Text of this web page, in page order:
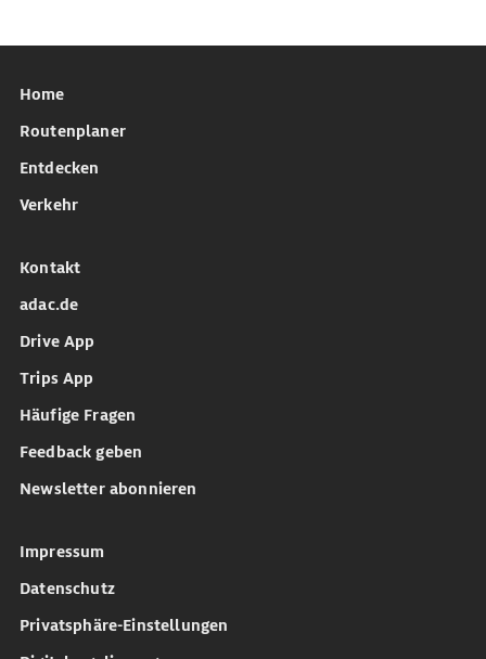
Home
Routenplaner
Entdecken
Verkehr
Kontakt
adac.de
Drive App
Trips App
Häufige Fragen
Feedback geben
Newsletter abonnieren
Impressum
Datenschutz
Privatsphäre-Einstellungen